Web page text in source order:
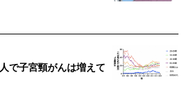
で子宮頸がんは増えて